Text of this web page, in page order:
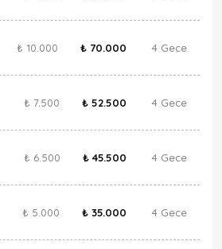
₺ 10.000 ₺ 70.000 4 Gece
₺ 7.500 ₺ 52.500 4 Gece
₺ 6.500 ₺ 45.500 4 Gece
₺ 5.000 ₺ 35.000 4 Gece